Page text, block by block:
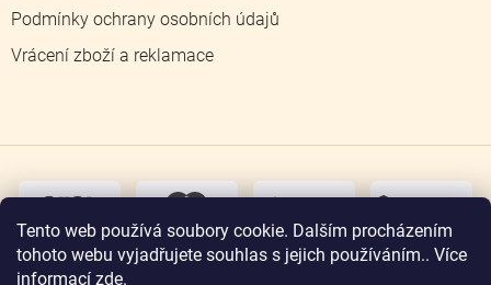
Tento web používá soubory cookie. Dalším procházením
tohoto webu vyjadřujete souhlas s jejich používáním.. Více
informací zde.
Podmínky ochrany osobních údajů
Vrácení zboží a reklamace
osobní